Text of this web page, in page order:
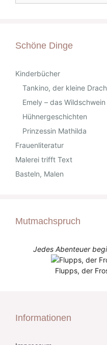
Schöne Dinge
Kinderbücher
Tankino, der kleine
Emely – das Wildschwein
Hühnergeschichten
Prinzessin Mathilda
Frauenliteratur
Malerei trifft Text
Basteln, Malen
Mutmachspruch
Jedes Abenteuer
Flupps, der
Informationen